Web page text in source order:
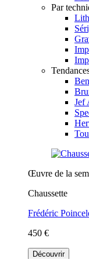
Par
Ben
Jef
Œuvre de la
Chaussette
Frédéric
450 €
Découvrir